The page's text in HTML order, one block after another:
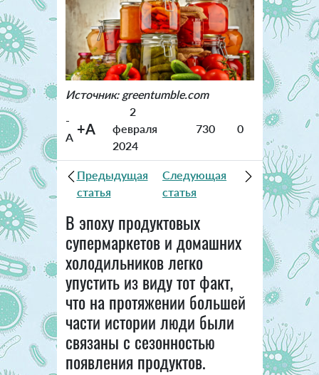
Источник: greentumble.com
-
A +A
2
февраля
2024
730 0
Предыдущая
статья
Следующая
статья
В эпоху продуктовых
супермаркетов и домашних
холодильников легко
упустить из виду тот факт,
что на протяжении большей
части истории люди были
связаны с сезонностью
появления продуктов.